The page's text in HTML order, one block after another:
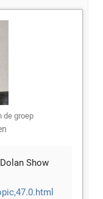
de groep
Show